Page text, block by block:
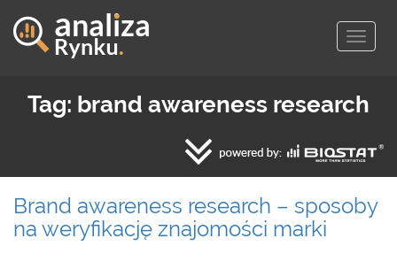
Tag: brand awareness research
Brand awareness research – sposoby
na weryfikację znajomości marki